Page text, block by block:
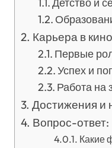
Карьера в кино
Первые
Успех и
Работа на
Достижения и
Вопрос-ответ:
Какие